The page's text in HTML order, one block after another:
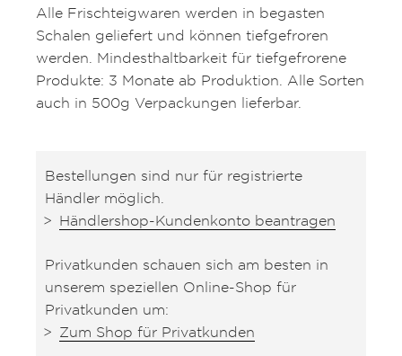
Alle Frischteigwaren werden in begasten
Schalen geliefert und können tiefgefroren
werden. Mindesthaltbarkeit für tiefgefrorene
Produkte: 3 Monate ab Produktion. Alle Sorten
auch in 500g Verpackungen lieferbar.
Bestellungen sind nur für registrierte
Händler möglich.
Händlershop-Kundenkonto beantragen
Privatkunden schauen sich am besten in
unserem speziellen Online-Shop für
Privatkunden um:
Zum Shop für Privatkunden